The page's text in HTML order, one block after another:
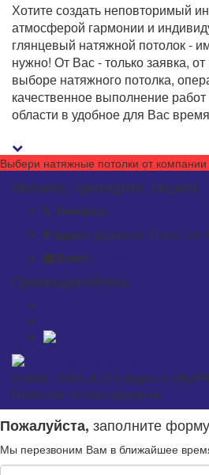
Хотите создать неповторимый
атмосферой гармонии и
глянцевый натяжной потолок -
нужно! От Вас - только заявка,
выборе натяжного потолка,
качественное выполнение
области в удобное для Вас
Выбери натяжные потолки от компании
Звоните, приходите, пишите
Телефон:
Адрес: Дедовичи, Псков,
Email:
Присоединяйтесь
© 2009 - 2026 vk 373 skypro.ru
Натяжные потолки Дедовичи
Пожалуйста, заполните
Мы перезвоним Вам в ближайшее